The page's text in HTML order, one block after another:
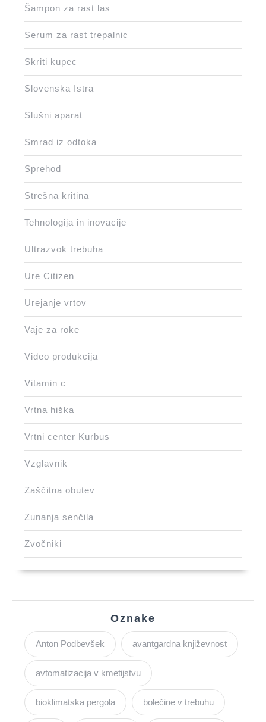
Šampon za rast las
Serum za rast trepalnic
Skriti kupec
Slovenska Istra
Slušni aparat
Smrad iz odtoka
Sprehod
Strešna kritina
Tehnologija in inovacije
Ultrazvok trebuha
Ure Citizen
Urejanje vrtov
Vaje za roke
Video produkcija
Vitamin c
Vrtna hiška
Vrtni center Kurbus
Vzglavnik
Zaščitna obutev
Zunanja senčila
Zvočniki
Oznake
Anton Podbevšek avantgardna književnost
avtomatizacija v kmetijstvu
bioklimatska pergola bolečine v trebuhu